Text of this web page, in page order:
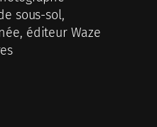
sous-sol,
éditeur Waze